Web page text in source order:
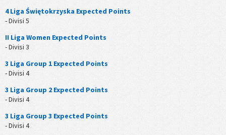
4 Liga Świętokrzyska Expected Points
- Divisi 5
II Liga Women Expected Points
- Divisi 3
3 Liga Group 1 Expected Points
- Divisi 4
3 Liga Group 2 Expected Points
- Divisi 4
3 Liga Group 3 Expected Points
- Divisi 4